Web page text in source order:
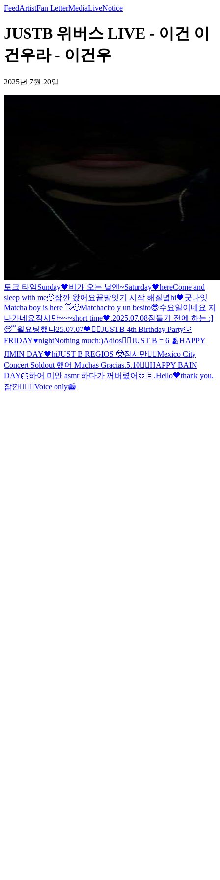
FeedArtistFan LetterMediaLiveNotice
JUSTB 위버스 LIVE - 이건 이
건우라 - 이건우
2025년 7월 20일
토크 타임Sunday🖤비가 오는 날엔~Saturday🖤hereCome and
sleep with me🫠잠깐 왔어요끝말잇기 시작 해질녘hi🖤굿나잇
Matcha boy is here 👋😶Matchacito y un besito😎수요일이네요 지
나가네요잠시만~~~short time🖤.2025.07.08잠들기 전에 하는 :]
😴월요팅했나25.07.07🖤 ✌🏻JUSTB 4th Birthday Party🩵
FRIDAY♥nightNothing much:)Adios🖐🏻JUST B = 6 🫂HAPPY
JIMIN DAY🖤hiJUST B REGIOS 🤠잠시만🖐🏻Mexico City
Concert Soldout 했어 Muchas Gracias.5.10🖐🏻HAPPY BAIN
DAY🎂하어 미안 asmr 하다가 꺼버렸어🫶🏻.Hello🖤thank you.
잠깐🖐🏻 🖤Voice only📻